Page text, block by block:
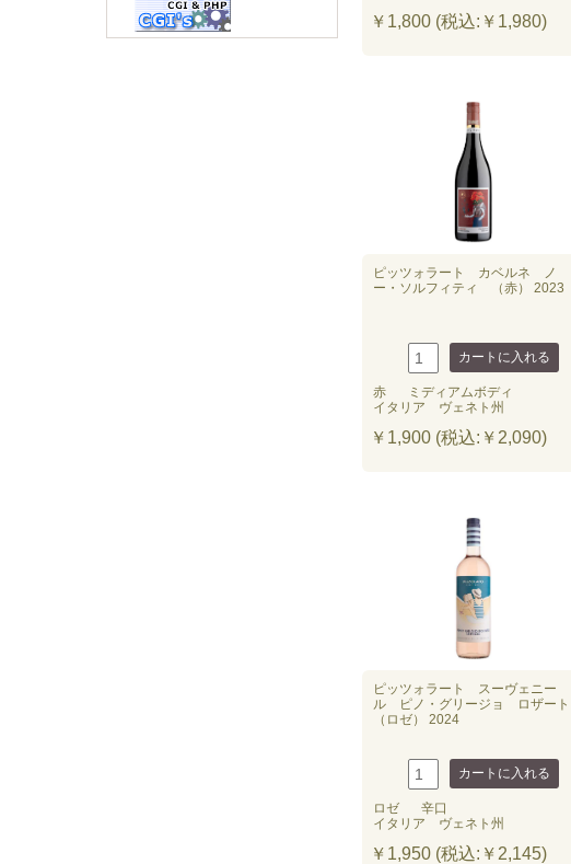
￥1,800 (税込:￥1,980)
ピッツォラート カベルネ ノ
ー・ソルフィティ （赤） 2023
赤
ミディアムボディ
イタリア ヴェネト州
￥1,900 (税込:￥2,090)
ピッツォラート スーヴェニー
ル ピノ・グリージョ ロザート
（ロゼ） 2024
ロゼ
辛口
イタリア ヴェネト州
￥1,950 (税込:￥2,145)